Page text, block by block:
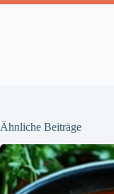
Ähnliche Beiträge